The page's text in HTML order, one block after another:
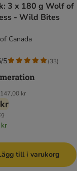
3 x 180 g Wolf of
- Wild Bites
Canada
147,00 kr
5 (33)
till i varukorg